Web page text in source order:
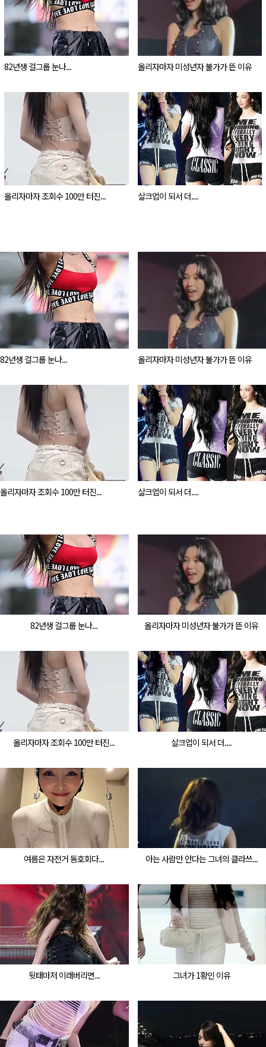
82년생 걸그룹 눈나... 올리자마자 미성년자 불가가 뜬 이유
올리자마자 조회수 100만 터진... 살크업이 되서 더....
82년생 걸그룹 눈나... 올리자마자 미성년자 불가가 뜬 이유
올리자마자 조회수 100만 터진... 살크업이 되서 더....
82년생 걸그룹 눈나... 올리자마자 미성년자 불가가 뜬 이유
올리자마자 조회수 100만 터진... 살크업이 되서 더....
여름은 자전거 동호회다... 아는 사람만 안다는 그녀의 클라쓰...
뒷태마저 이래버리면... 그녀가 1황인 이유